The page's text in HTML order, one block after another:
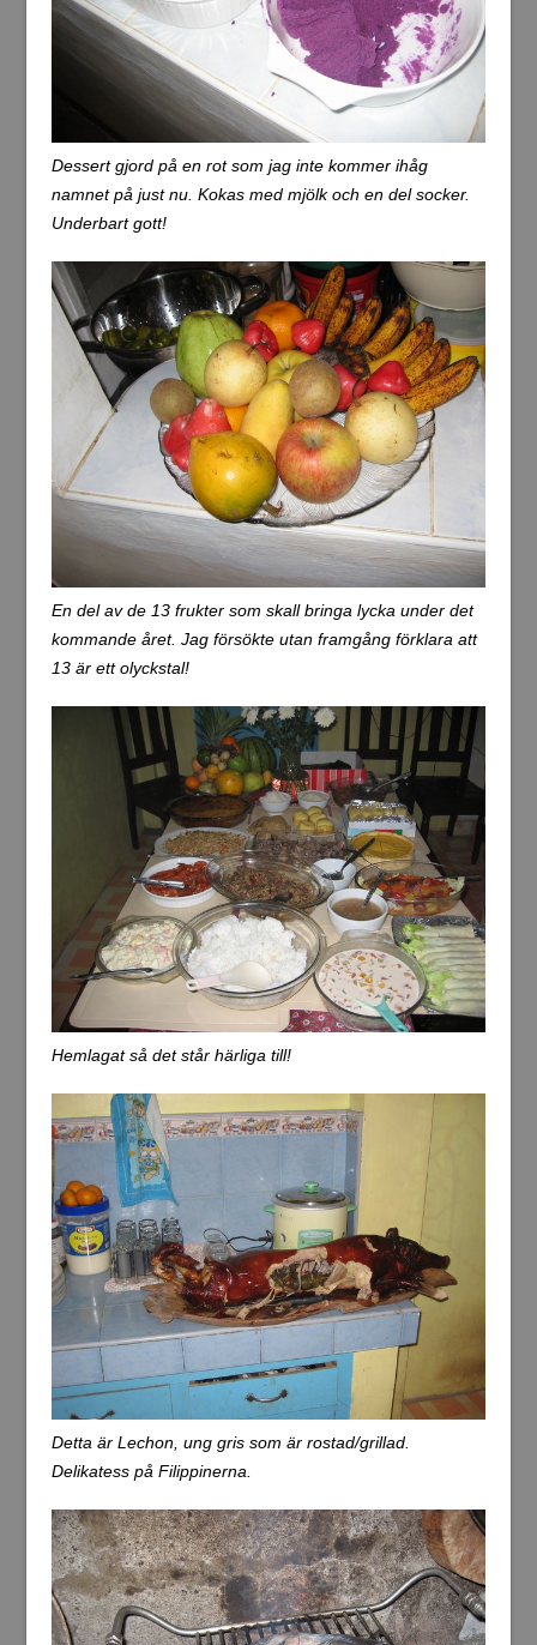
Dessert gjord på en rot som jag inte kommer ihåg
namnet på just nu. Kokas med mjölk och en del socker.
Underbart gott!
En del av de 13 frukter som skall bringa lycka under det
kommande året. Jag försökte utan framgång förklara att
13 är ett olyckstal!
Hemlagat så det står härliga till!
Detta är Lechon, ung gris som är rostad/grillad.
Delikatess på Filippinerna.